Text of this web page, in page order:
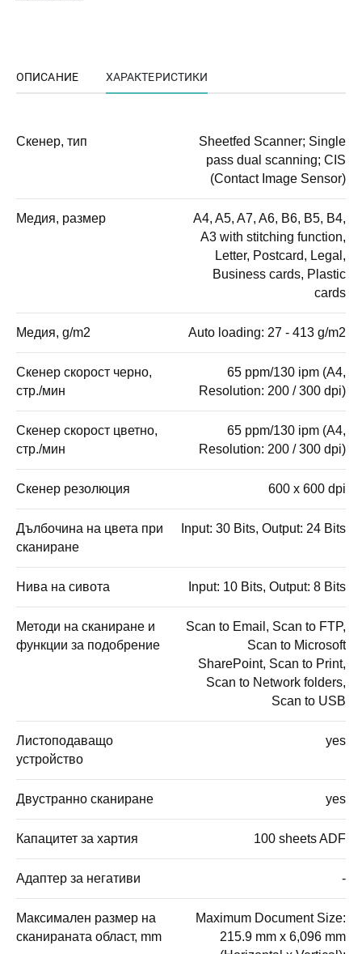
ОПИСАНИЕ ХАРАКТЕРИСТИКИ
Скенер, тип
Sheetfed Scanner; Single
pass dual scanning; CIS
(Contact Image Sensor)
Медия, размер
A4, A5, A7, A6, B6, B5, B4,
A3 with stitching function,
Letter, Postcard, Legal,
Business cards, Plastic
cards
Медия, g/m2 Auto loading: 27 - 413 g/m2
Скенер скорост черно,
стр./мин
65 ppm/130 ipm (A4,
Resolution: 200 / 300 dpi)
Скенер скорост цветно,
стр./мин
65 ppm/130 ipm (A4,
Resolution: 200 / 300 dpi)
Скенер резолюция 600 x 600 dpi
Дълбочина на цвета при
сканиране
Input: 30 Bits, Output: 24 Bits
Нива на сивота Input: 10 Bits, Output: 8 Bits
Методи на сканиране и
функции за подобрение
Scan to Email, Scan to FTP,
Scan to Microsoft
SharePoint, Scan to Print,
Scan to Network folders,
Scan to USB
Листоподаващо
устройство
yes
Двустранно сканиране yes
Капацитет за хартия 100 sheets ADF
Адаптер за негативи -
Максимален размер на
сканираната област, mm
Maximum Document Size:
215.9 mm x 6,096 mm